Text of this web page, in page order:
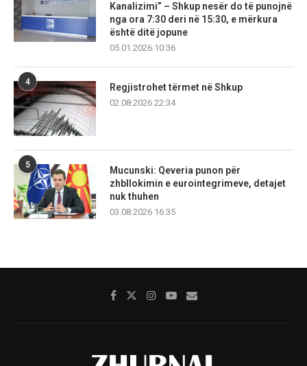
Kanalizimi” – Shkup nesër do të punojnë
nga ora 7:30 deri në 15:30, e mërkura
është ditë jopune
05.01.2026 10:36
4
Regjistrohet tërmet në Shkup
02.08.2026 22:34
5
Mucunski: Qeveria punon për
zhbllokimin e eurointegrimeve, detajet
nuk thuhen
03.08.2026 16:35